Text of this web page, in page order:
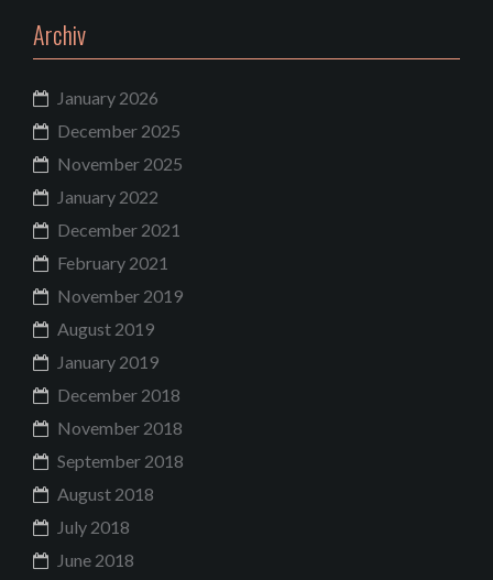
Archiv
January 2026
December 2025
November 2025
January 2022
December 2021
February 2021
November 2019
August 2019
January 2019
December 2018
November 2018
September 2018
August 2018
July 2018
June 2018